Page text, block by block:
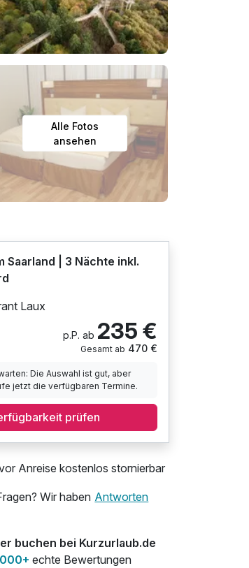
Alle Fotos
ansehen
Saarland | 3 Nächte inkl.
Laux
p.P. ab 235 €
Gesamt ab 470 €
Die Auswahl ist gut, aber
jetzt die verfügbaren Termine.
prüfen
Anreise kostenlos stornierbar
Wir haben Antworten
buchen bei Kurzurlaub.de
echte Bewertungen